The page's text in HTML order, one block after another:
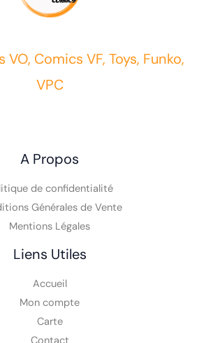
Comics VF, Toys, Funko,
VPC
A Propos
de confidentialité
Générales de Vente
Mentions Légales
Liens Utiles
Accueil
Mon compte
Carte